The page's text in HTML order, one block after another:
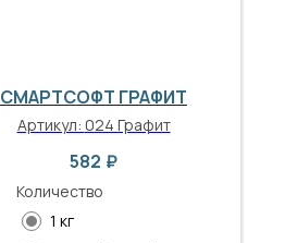
СМАРТСОФТ ГРАФИТ
Артикул: 024 Графит
582 ₽
Количество
1 кг